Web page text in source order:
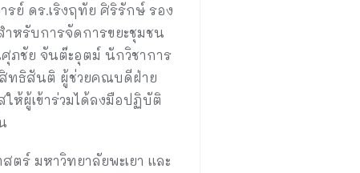
รย์ ดร.เริงฤทัย ศิริรักษ์ รอง
หรับการจัดการขยะชุมชน
ภชัย จันต๊ะอุตม์ นักวิชาการ
สิทธิสันติ ผู้ช่วยคณบดีฝ่าย
ห้ผู้เข้าร่วมได้ลงมือปฏิบัติ
ร์ มหาวิทยาลัยพะเยา และ